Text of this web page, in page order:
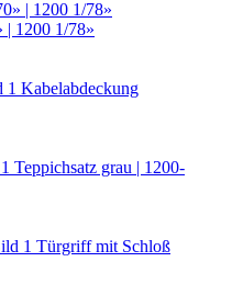
| 1200 1/78»
Kabelabdeckung
Teppichsatz grau | 1200-
Türgriff mit Schloß